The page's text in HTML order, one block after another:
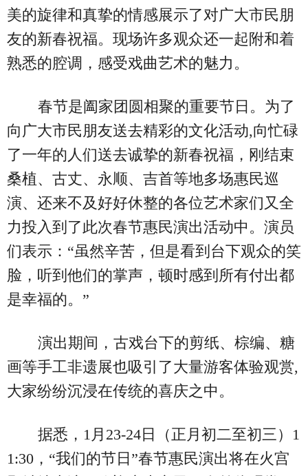
美的旋律和真挚的情感展示了对广大市民朋
友的新春祝福。现场许多观众还一起附和着
熟悉的腔调，感受戏曲艺术的魅力。
春节是阖家团圆相聚的重要节日。为了
向广大市民朋友送去精彩的文化活动,向忙碌
了一年的人们送去诚挚的新春祝福，刚结束
桑植、古丈、永顺、吉首等地多场惠民巡
演、还来不及好好休整的各位艺术家们又全
力投入到了此次春节惠民演出活动中。演员
们表示：“虽然辛苦，但是看到台下观众的笑
脸，听到他们的掌声，顿时感到所有付出都
是幸福的。”
演出期间，古戏台下的剪纸、棕编、糖
画等手工非遗展也吸引了大量游客体验观赏,
大家纷纷沉浸在传统的喜庆之中。
据悉，1月23-24日（正月初二至初三）1
1:30，“我们的节日”春节惠民演出将在火宫